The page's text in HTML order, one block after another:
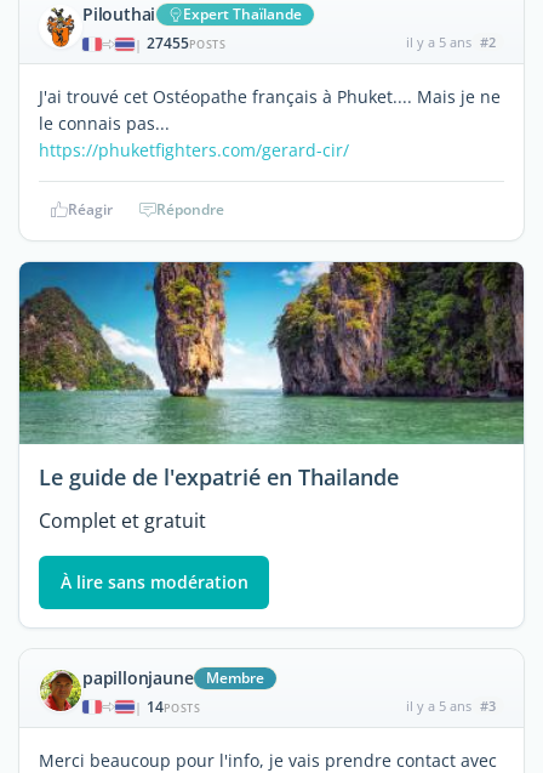
Pilouthai Expert Thaïlande
| 27455POSTS il y a 5 ans #2
J'ai trouvé cet Ostéopathe français à Phuket.... Mais je ne
le connais pas...
https://phuketfighters.com/gerard-cir/
Réagir Répondre
Le guide de l'expatrié en Thailande
Complet et gratuit
À lire sans modération
papillonjaune Membre
| 14POSTS il y a 5 ans #3
Merci beaucoup pour l'info, je vais prendre contact avec